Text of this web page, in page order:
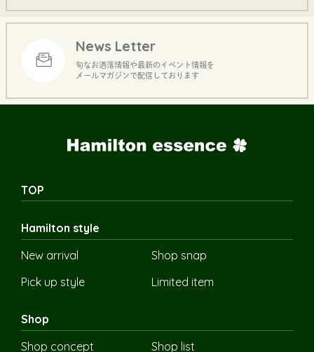
News Letter
旬なお洒落情報や最新のイベント情報を
メールマガジンで配信しております
TOP
Hamilton style
New arrival
Shop snap
Pick up style
Limited item
Shop
Shop concept
Shop list